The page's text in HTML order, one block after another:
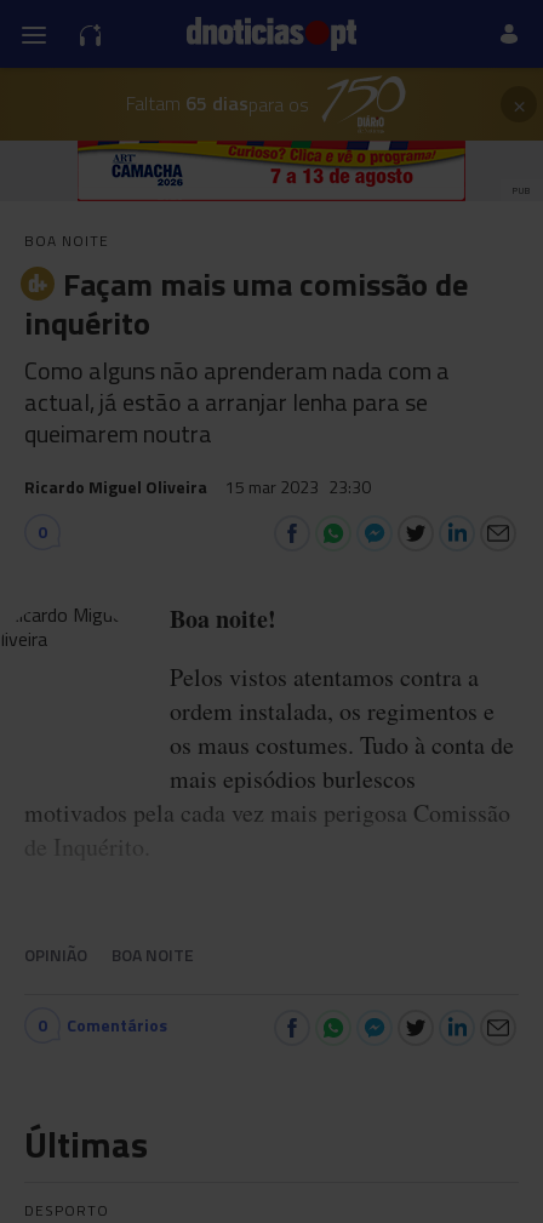
Faltam 65 diaspara os ×
PUB
BOA NOITE
Façam mais uma comissão de
inquérito
Como alguns não aprenderam nada com a
actual, já estão a arranjar lenha para se
queimarem noutra
Ricardo Miguel Oliveira 15 mar 2023 23:30
0
Boa noite!
Pelos vistos atentamos contra a
ordem instalada, os regimentos e
os maus costumes. Tudo à conta de
mais episódios burlescos
motivados pela cada vez mais perigosa Comissão
de Inquérito.
OPINIÃO BOA NOITE
0 Comentários
Últimas
DESPORTO